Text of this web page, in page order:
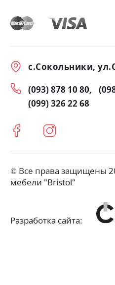
с.Сокольники,
(093) 878 10 80
(099) 326 22 68
© Все права защищены
мебели "Bristol"
Разработка сайта: